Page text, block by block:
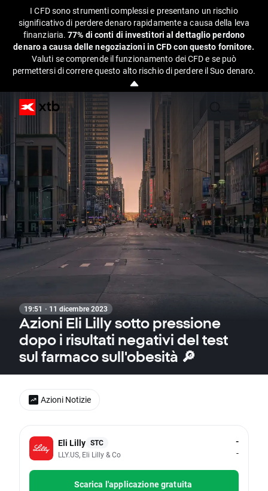
I CFD sono strumenti complessi e presentano un rischio
significativo di perdere denaro rapidamente a causa della leva
finanziaria.77% di conti di investitori al dettaglio perdono
denaro a causa delle negoziazioni in CFD con questo fornitore.
Valuti se comprende il funzionamento dei CFD e se può
permettersi di correre questo alto rischio di perdere il Suo denaro.
19:51 · 11 dicembre 2023
Azioni Eli Lilly sotto pressione
dopo i risultati negativi del test
sul farmaco sull'obesità 🔎
Eli Lilly STC
LLY.US, Eli Lilly & Co
-
-
Scarica l'applicazione gratuita
Azioni Notizie